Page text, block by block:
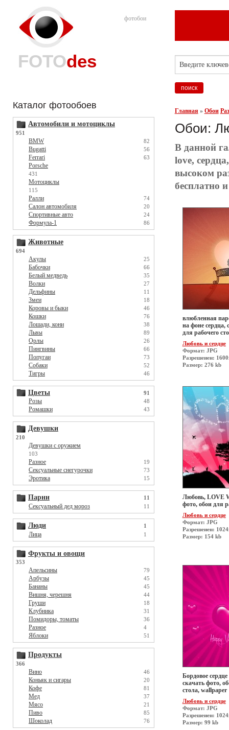
фотобои
FOTOdes
Каталог фотообоев
Автомобили и мотоциклы
951
BMW 82
Bugatti 56
Ferrari 63
Porsche
431
Мотоциклы
115
Ралли 74
Салон автомобиля 20
Спортивные авто 24
Формула-1 86
Животные
694
Акулы 25
Бабочки 66
Белый медведь 35
Волки 27
Дельфины 11
Змеи 18
Коровы и быки 46
Кошки 76
Лошади, кони 38
Львы 89
Орлы 26
Пингвины 66
Попугаи 73
Собаки 52
Тигры 46
Цветы 91
Розы 48
Ромашки 43
Девушки
210
Девушки с оружием
103
Разное 19
Сексуальные снегурочки 73
Эротика 15
Парни 11
Сексуальный дед мороз 11
Люди 1
Лица 1
Фрукты и овощи
353
Апельсины 79
Арбузы 45
Бананы 45
Вишня, черешня 44
Груши 18
Клубника 31
Помидоры, томаты 36
Разное 4
Яблоки 51
Продукты
366
Вино 46
Коньяк и сигары 20
Кофе 81
Мед 37
Мясо 21
Пиво 85
Шоколад 76
Главная » Обои
Обои:
В данной
love,
высоком
бесплатно
влюбленная
на фоне сердца,
для рабочего
Любовь и сердце
Формат: JPG
Разрешеиен:
Размер: 276 kb
Любовь, LOVE
фото, обои для
Любовь и сердце
Формат: JPG
Разрешеиен:
Размер: 154 kb
Бордовое
скачать фото,
стола, wallpaper
Любовь и сердце
Формат: JPG
Разрешеиен:
Размер: 99 kb